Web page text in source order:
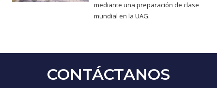
mediante una preparación de clase
mundial en la UAG.
CONTÁCTANOS